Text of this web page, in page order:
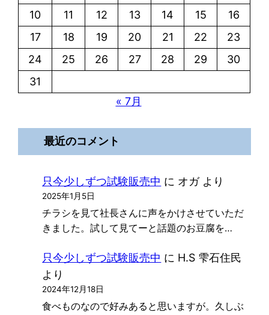
10
11 12 13 14 15
16
17
18 19 20 21 22
23
24
25 26 27 28 29
30
31
« 7月
最近のコメント
只今少しずつ試験販売中 に オガより
2025年1月5日
チラシを見て社長さんに声をかけさせていただ
きました。試して見てーと話題のお豆腐を…
只今少しずつ試験販売中 に H.S 雫石住民
より
2024年12月18日
食べものなので好みあると思いますが。久しぶ